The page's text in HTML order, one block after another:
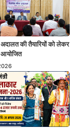
की तैयारियों को लेकर
आयोजित